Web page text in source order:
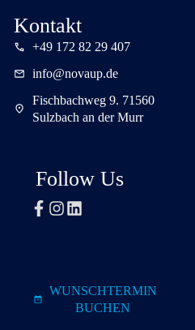
Kontakt
+49 172 82 29 407
info@novaup.de
Fischbachweg 9. 71560
Sulzbach an der Murr
Follow Us
WUNSCHTERMIN
BUCHEN